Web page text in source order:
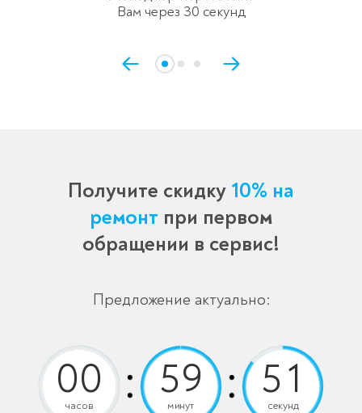
Вам через 30 секунд
Получите скидку 10% на
ремонт при первом
обращении в сервис!
Предложение актуально:
часов минут секунд